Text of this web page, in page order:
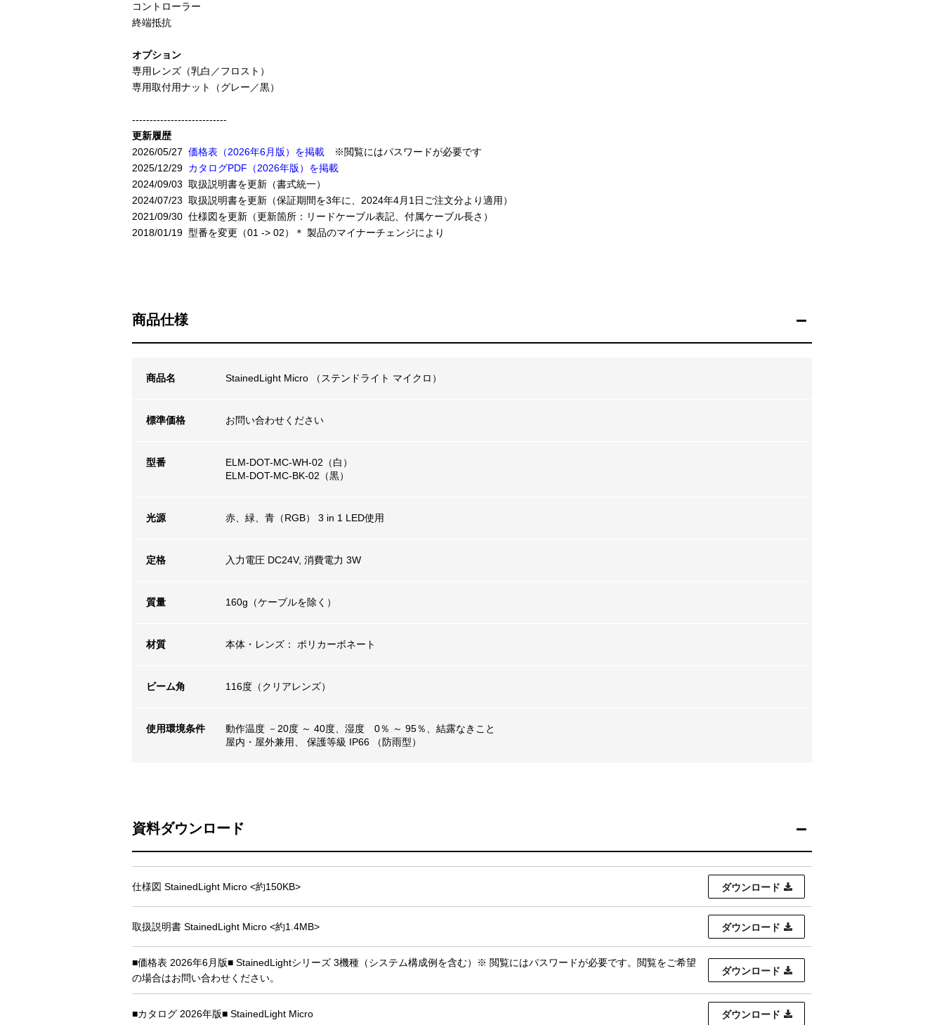
コントローラー
終端抵抗
オプション
専用レンズ（乳白／フロスト）
専用取付用ナット（グレー／黒）
---------------------------
更新履歴
2026/05/27 価格表（2026年6月版）を掲載
※閲覧にはパスワードが必要です
2025/12/29 カタログPDF（2026年版）を掲載
2024/09/03 取扱説明書を更新（書式統一）
2024/07/23 取扱説明書を更新（保証期間を3年に、2024年4月1日ご注文分より適用）
2021/09/30 仕様図を更新（更新箇所：リードケーブル表記、付属ケーブル長さ）
2018/01/19 型番を変更（01 -> 02）＊ 製品のマイナーチェンジにより
商品仕様
商品名 StainedLight Micro （ステンドライト マイクロ）
標準価格 お問い合わせください
型番
ELM-DOT-MC-WH-02（白）
ELM-DOT-MC-BK-02（黒）
光源 赤、緑、青（RGB） 3 in 1 LED使用
定格 入力電圧 DC24V, 消費電力 3W
質量 160g（ケーブルを除く）
材質 本体・レンズ： ポリカーボネート
ビーム角 116度（クリアレンズ）
使用環境条件
動作温度 －20度 ～ 40度、湿度 0％ ～ 95％、結露なきこと
屋内・屋外兼用、 保護等級 IP66 （防雨型）
資料ダウンロード
仕様図 StainedLight Micro <約150KB> ダウンロード
取扱説明書 StainedLight Micro <約1.4MB> ダウンロード
■価格表 2026年6月版■ StainedLightシリーズ 3機種（システム構成例を含む）※ 閲覧にはパスワードが必要です。閲覧をご希望
の場合はお問い合わせください。
ダウンロード
■カタログ 2026年版■ StainedLight Micro ダウンロード